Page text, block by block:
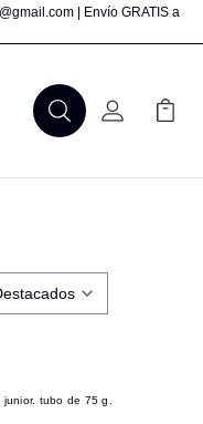
| Envío GRATIS a
BuscarMi Cuenta
Mi
tubo de 75 g.